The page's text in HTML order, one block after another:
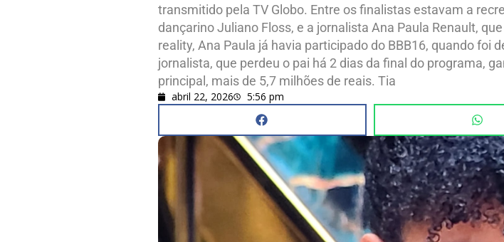
transmitido pela TV Globo. Entre os finalistas estavam a
dançarino Juliano Floss, e a jornalista Ana Paula Renault,
reality, Ana Paula já havia participado do BBB16, quando foi
jornalista, que perdeu o pai há 2 dias da final do programa,
principal, mais de 5,7 milhões de reais. Tia
abril 22, 2026 5:56 pm